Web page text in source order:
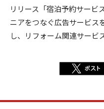
リリース「宿泊予約サービ
ニアをつなぐ広告サービス
し、リフォーム関連サービ